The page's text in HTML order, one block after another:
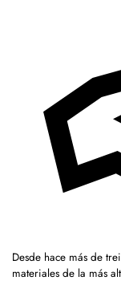
Desde hace más de
materiales de la más